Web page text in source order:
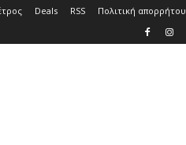
Deals RSS Πολιτική απορρήτου